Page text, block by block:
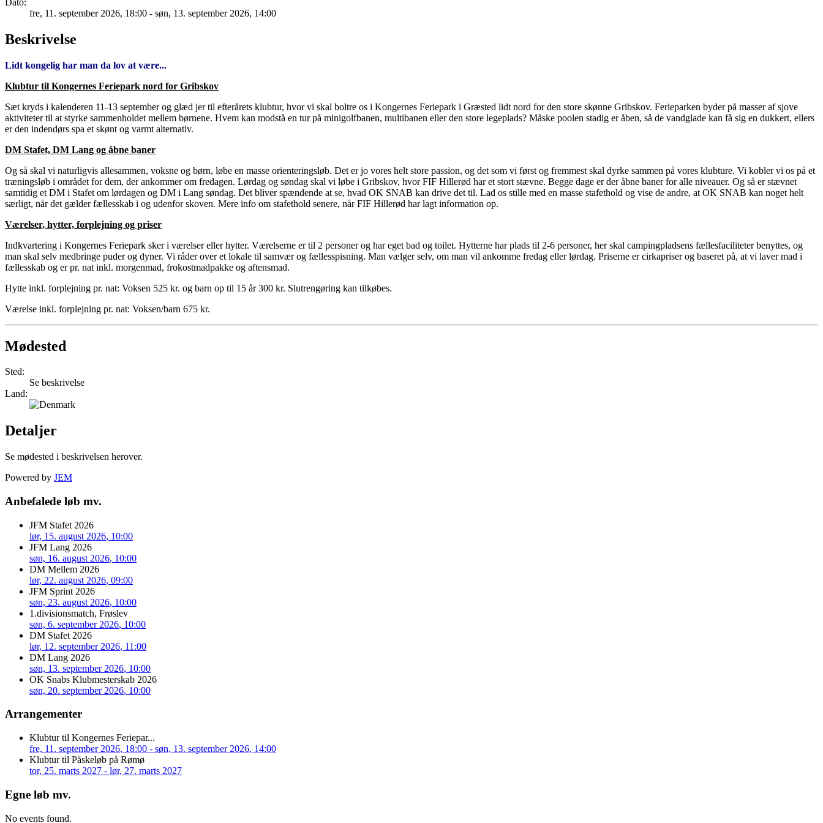
fre, 11. september 2026, 18:00 - søn, 13. september 2026, 14:00
Beskrivelse
Lidt kongelig har man da lov at være...
Klubtur til Kongernes Feriepark nord for Gribskov
Sæt kryds i kalenderen 11-13 september og glæd jer til efterårets klubtur, hvor vi skal boltre os i Kongernes Feriepark i Græsted lidt nord for den store skønne Gribskov. Ferieparken byder på masser af sjove
aktiviteter til at styrke sammenholdet mellem børnene. Hvem kan modstå en tur på minigolfbanen, multibanen eller den store legeplads? Måske poolen stadig er åben, så de vandglade kan få sig en dukkert, ellers
er den indendørs spa et skønt og varmt alternativ.
DM Stafet, DM Lang og åbne baner
Og så skal vi naturligvis allesammen, voksne og børn, løbe en masse orienteringsløb. Det er jo vores helt store passion, og det som vi først og fremmest skal dyrke sammen på vores klubture. Vi kobler vi os på et
træningsløb i området for dem, der ankommer om fredagen. Lørdag og søndag skal vi løbe i Gribskov, hvor FIF Hillerød har et stort stævne. Begge dage er der åbne baner for alle niveauer. Og så er stævnet
samtidig et DM i Stafet om lørdagen og DM i Lang søndag. Det bliver spændende at se, hvad OK SNAB kan drive det til. Lad os stille med en masse stafethold og vise de andre, at OK SNAB kan noget helt
særligt, når det gælder fællesskab i og udenfor skoven. Mere info om stafethold senere, når FIF Hillerød har lagt information op.
Værelser, hytter, forplejning og priser
Indkvartering i Kongernes Feriepark sker i værelser eller hytter. Værelserne er til 2 personer og har eget bad og toilet. Hytterne har plads til 2-6 personer, her skal campingpladsens fællesfaciliteter benyttes, og
man skal selv medbringe puder og dyner. Vi råder over et lokale til samvær og fællesspisning. Man vælger selv, om man vil ankomme fredag eller lørdag. Priserne er cirkapriser og baseret på, at vi laver mad i
fællesskab og er pr. nat inkl. morgenmad, frokostmadpakke og aftensmad.
Hytte inkl. forplejning pr. nat: Voksen 525 kr. og barn op til 15 år 300 kr. Slutrengøring kan tilkøbes.
Værelse inkl. forplejning pr. nat: Voksen/barn 675 kr.
Mødested
Sted:
Se beskrivelse
Land:
Detaljer
Se mødested i beskrivelsen herover.
Powered by JEM
Anbefalede løb mv.
JFM Stafet 2026
lør, 15. august 2026, 10:00
JFM Lang 2026
søn, 16. august 2026, 10:00
DM Mellem 2026
lør, 22. august 2026, 09:00
JFM Sprint 2026
søn, 23. august 2026, 10:00
1.divisionsmatch, Frøslev
søn, 6. september 2026, 10:00
DM Stafet 2026
lør, 12. september 2026, 11:00
DM Lang 2026
søn, 13. september 2026, 10:00
OK Snabs Klubmesterskab 2026
søn, 20. september 2026, 10:00
Arrangementer
Klubtur til Kongernes Feriepar...
fre, 11. september 2026, 18:00 - søn, 13. september 2026, 14:00
Klubtur til Påskeløb på Rømø
tor, 25. marts 2027 - lør, 27. marts 2027
Egne løb mv.
No events found.